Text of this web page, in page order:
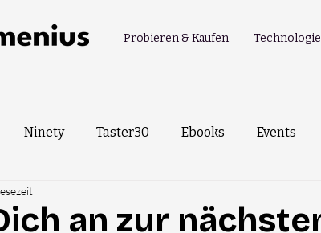
Probieren & Kaufen Technologie
Ninety Taster30 Ebooks Events
an zur